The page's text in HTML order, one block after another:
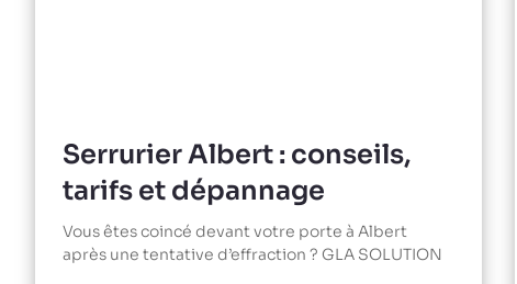
Serrurier Albert : conseils,
tarifs et dépannage
Vous êtes coincé devant votre porte à Albert
après une tentative d’effraction ? GLA SOLUTION